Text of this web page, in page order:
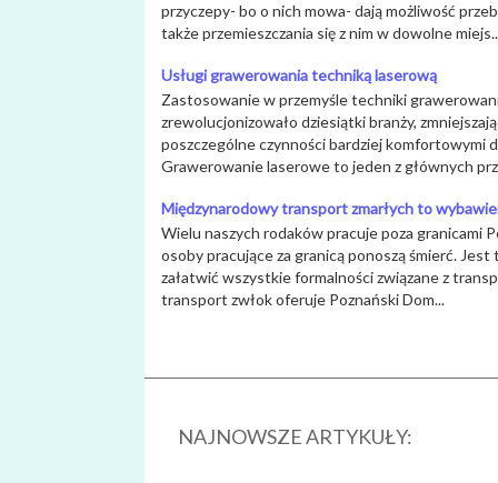
przyczepy- bo o nich mowa- dają możliwość
także przemieszczania się z nim w dowolne
Usługi grawerowania techniką laserową
Zastosowanie w przemyśle techniki
zrewolucjonizowało dziesiątki branży,
poszczególne czynności bardziej komfortowymi
Grawerowanie laserowe to jeden z głównych
Międzynarodowy transport zmarłych to
Wielu naszych rodaków pracuje poza granicami
osoby pracujące za granicą ponoszą śmierć.
załatwić wszystkie formalności związane z
transport zwłok oferuje Poznański Dom...
NAJNOWSZE ARTYKUŁY: